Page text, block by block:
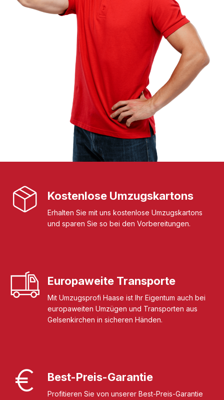
Kostenlose Umzugskartons
Erhalten Sie mit uns kostenlose Umzugskartons
und sparen Sie so bei den Vorbereitungen.
Europaweite Transporte
Mit Umzugsprofi Haase ist Ihr Eigentum auch bei
europaweiten Umzügen und Transporten aus
Gelsenkirchen in sicheren Händen.
Best-Preis-Garantie
Profitieren Sie von unserer Best-Preis-Garantie